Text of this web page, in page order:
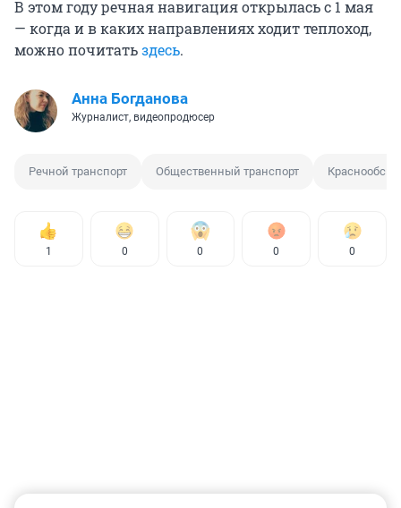
В этом году речная навигация открылась с 1 мая
— когда и в каких направлениях ходит теплоход,
можно почитатьздесь.
Анна Богданова
Журналист, видеопродюсер
Речной транспорт Общественный транспорт Краснообск
1 0 0 0 0